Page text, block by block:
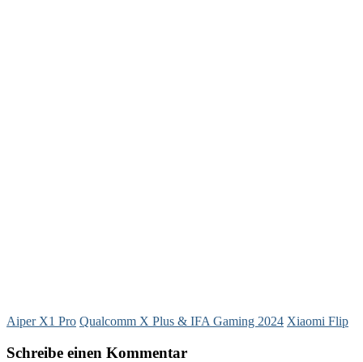
Aiper X1 Pro Qualcomm X Plus & IFA Gaming 2024 Xiaomi Flip
Schreibe einen Kommentar